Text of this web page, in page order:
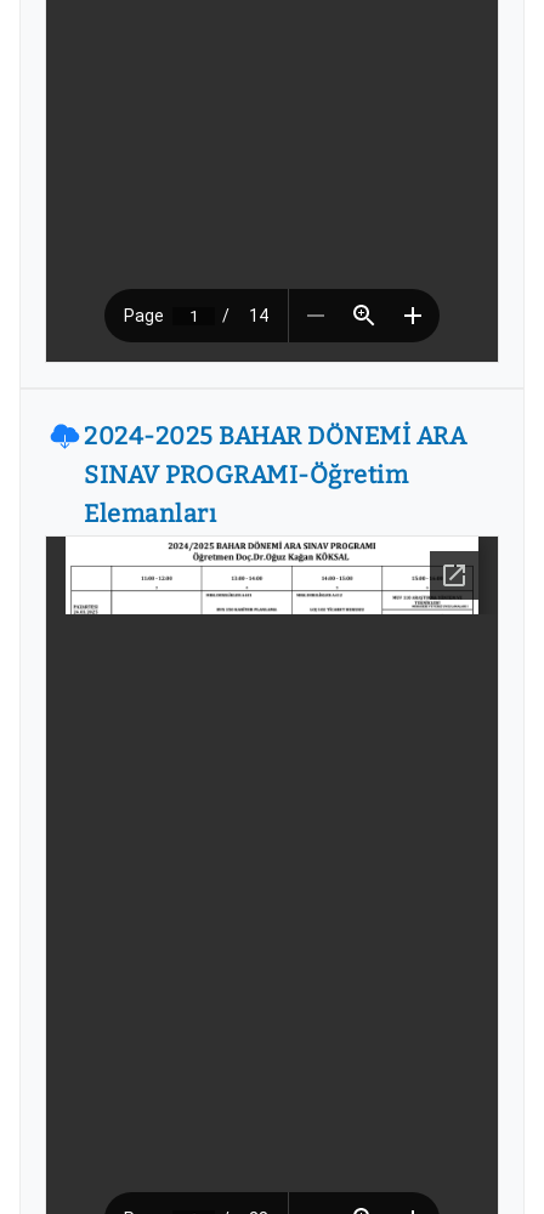
2024-2025 BAHAR DÖNEMİ ARA
SINAV PROGRAMI-Öğretim
Elemanları